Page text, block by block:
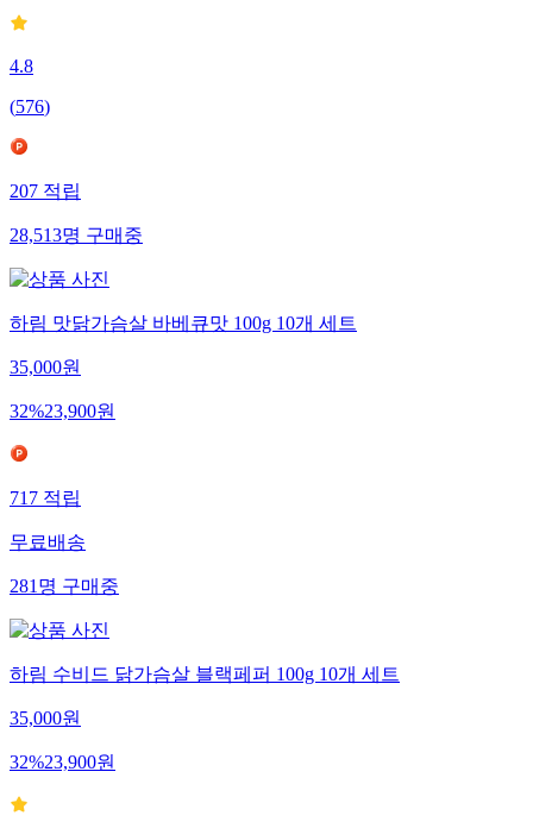
4.8
(576)
207적립
28,513명구매중
하림 맛닭가슴살 바베큐맛 100g 10개 세트
35,000원
32%23,900원
717적립
무료배송
281명구매중
하림 수비드 닭가슴살 블랙페퍼 100g 10개 세트
35,000원
32%23,900원